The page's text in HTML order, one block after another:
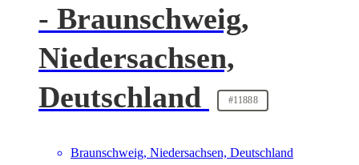
- Braunschweig,
Niedersachsen,
Deutschland
#11888
Braunschweig, Niedersachsen, Deutschland